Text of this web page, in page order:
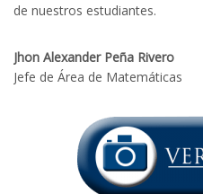
de nuestros estudiantes.
Jhon Alexander Peña Rivero
Jefe de Área de Matemáticas